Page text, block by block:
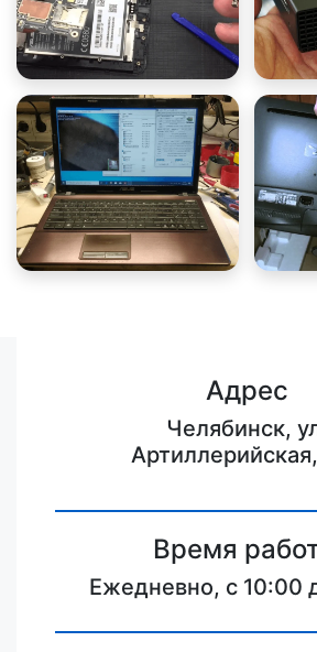
Адрес
Челябинск,
Время
Ежедневно, с 10:00